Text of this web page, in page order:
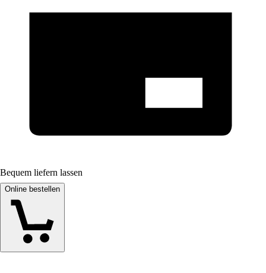
Bequem liefern lassen
Online bestellen